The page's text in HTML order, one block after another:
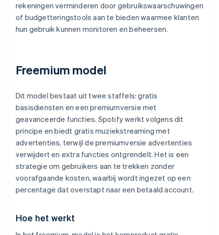
rekeningen verminderen door gebruikswaarschuwingen
of budgetteringstools aan te bieden waarmee klanten
hun gebruik kunnen monitoren en beheersen.
Freemium model
Dit model bestaat uit twee staffels: gratis
basisdiensten en een premiumversie met
geavanceerde functies. Spotify werkt volgens dit
principe en biedt gratis muziekstreaming met
advertenties, terwijl de premiumversie advertenties
verwijdert en extra functies ontgrendelt. Het is een
strategie om gebruikers aan te trekken zonder
voorafgaande kosten, waarbij wordt ingezet op een
percentage dat overstapt naar een betaald account.
Hoe het werkt